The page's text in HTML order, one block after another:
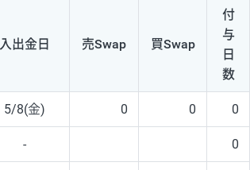
入出金日 売Swap 買Swap
付
与
日
数
5/8(金) 0 0 0
- 0